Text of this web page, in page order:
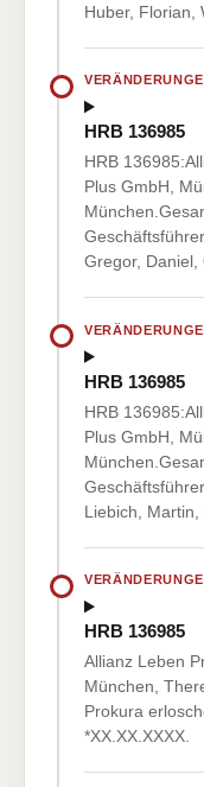
Huber, Florian,
HRB 136985
HRB
Plus GmbH,
Gregor,
HRB 136985
HRB
Plus GmbH,
Liebich, Martin,
HRB 136985
Allianz Leben
München,
Prokura
*XX.XX.XXXX.